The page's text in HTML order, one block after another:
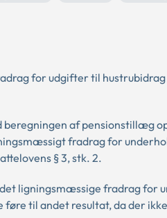
for udgifter til hustrubidrag
af pensionstillæg
fradrag for
§ 3, stk. 2.
ligningsmæssige fradrag for
til andet resultat, da der